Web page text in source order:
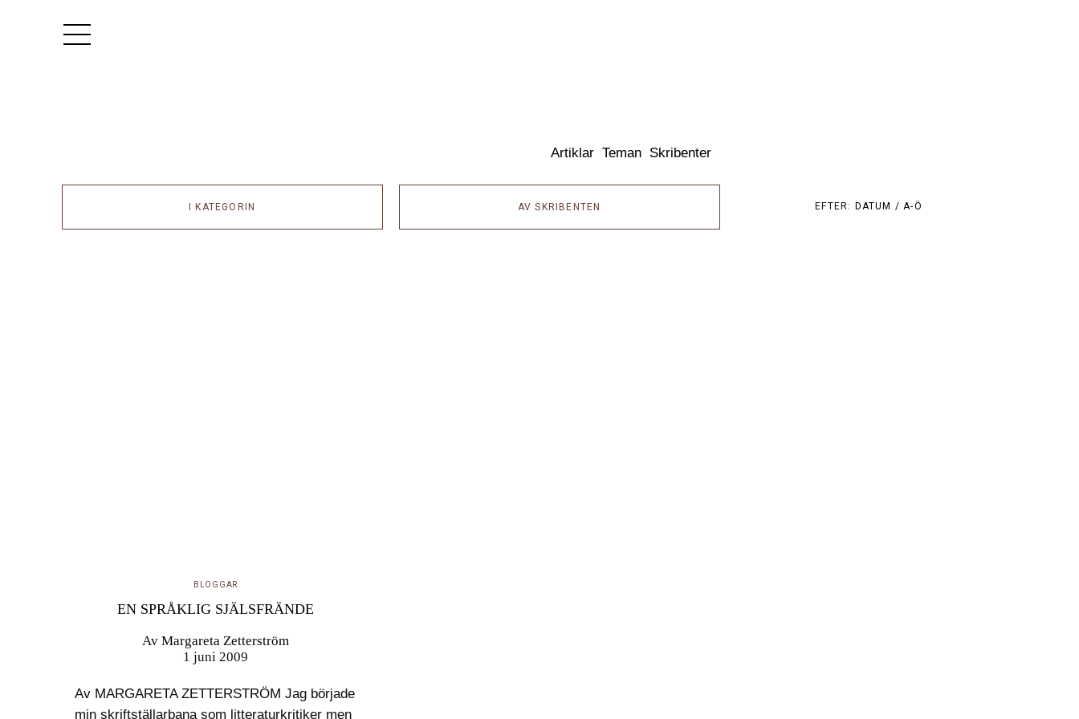
Artiklar Teman Skribenter
I KATEGORIN AV SKRIBENTEN EFTER: DATUM / A-Ö
BLOGGAR
EN SPRÅKLIG SJÄLSFRÄNDE
Av Margareta Zetterström
1 juni 2009
Av MARGARETA ZETTERSTRÖM Jag började
min skriftställarbana som litteraturkritiker men